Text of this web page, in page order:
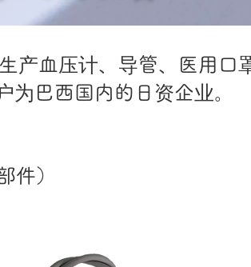
产血压计、导管、医用口
为巴西国内的日资企业。
件）